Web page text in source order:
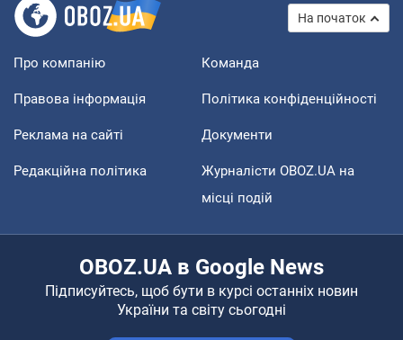
На початок
Про компанію Команда
Правова інформація Політика конфіденційності
Реклама на сайті Документи
Редакційна політика
Журналісти OBOZ.UA на
місці подій
OBOZ.UA в Google News
Підписуйтесь, щоб бути в курсі останніх новин
України та світу сьогодні